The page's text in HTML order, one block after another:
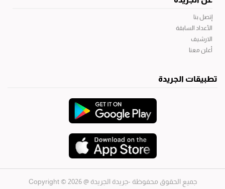
إتصل بنا
الأعداد السابقة
الارشيف
أعلن معنا
تطبيقات الجريدة
جميع الحقوق محفوظة -جريدة الجريدة@ 2026 © Copyright